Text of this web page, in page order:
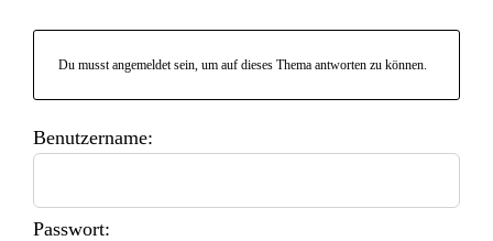
Du musst angemeldet sein, um auf dieses Thema antworten zu können.
Benutzername:
Passwort: